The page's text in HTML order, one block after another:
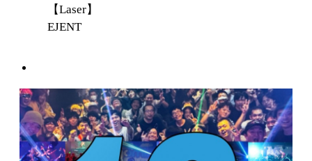
【Laser】
EJENT